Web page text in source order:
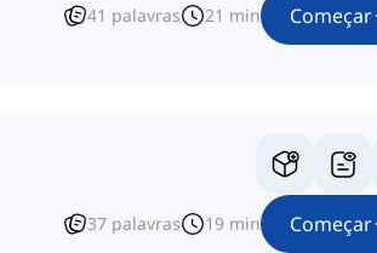
41 palavras 21 min Começar
37 palavras 19 min Começar